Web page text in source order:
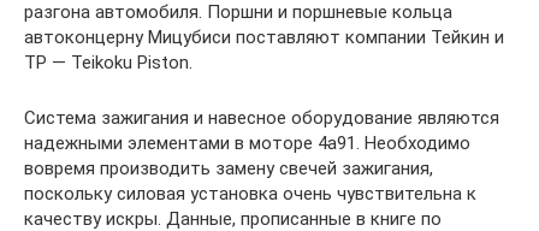
разгона автомобиля. Поршни и поршневые кольца
автоконцерну Мицубиси поставляют компании Тейкин и
TP — Teikoku Piston.
Система зажигания и навесное оборудование являются
надежными элементами в моторе 4a91. Необходимо
вовремя производить замену свечей зажигания,
поскольку силовая установка очень чувствительна к
качеству искры. Данные, прописанные в книге по